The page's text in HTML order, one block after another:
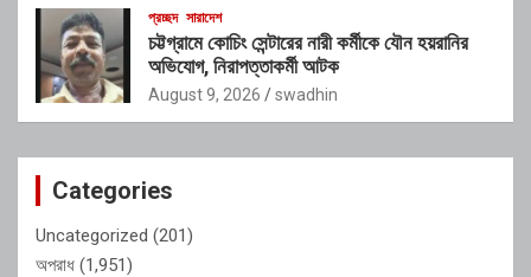
প্রচ্ছদ সারাদেশ
চট্টগ্রামে কোচিং সেন্টারের নারী কর্মীকে যৌন হয়রানির
অভিযোগ, নিরাপত্তাকর্মী আটক
August 9, 2026 swadhin
Categories
Uncategorized (201)
অপরাধ (1,951)